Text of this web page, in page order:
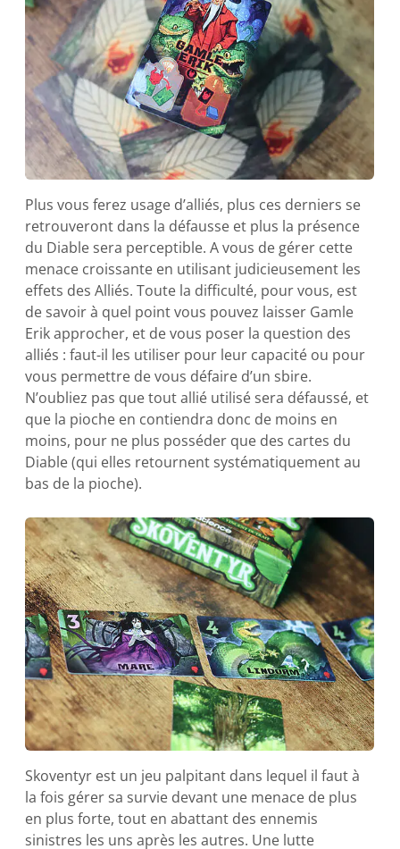
Plus vous ferez usage d’alliés, plus ces derniers se
retrouveront dans la défausse et plus la présence
du Diable sera perceptible. A vous de gérer cette
menace croissante en utilisant judicieusement les
effets des Alliés. Toute la difficulté, pour vous, est
de savoir à quel point vous pouvez laisser Gamle
Erik approcher, et de vous poser la question des
alliés : faut-il les utiliser pour leur capacité ou pour
vous permettre de vous défaire d’un sbire.
N’oubliez pas que tout allié utilisé sera défaussé, et
que la pioche en contiendra donc de moins en
moins, pour ne plus posséder que des cartes du
Diable (qui elles retournent systématiquement au
bas de la pioche).
Skoventyr est un jeu palpitant dans lequel il faut à
la fois gérer sa survie devant une menace de plus
en plus forte, tout en abattant des ennemis
sinistres les uns après les autres. Une lutte